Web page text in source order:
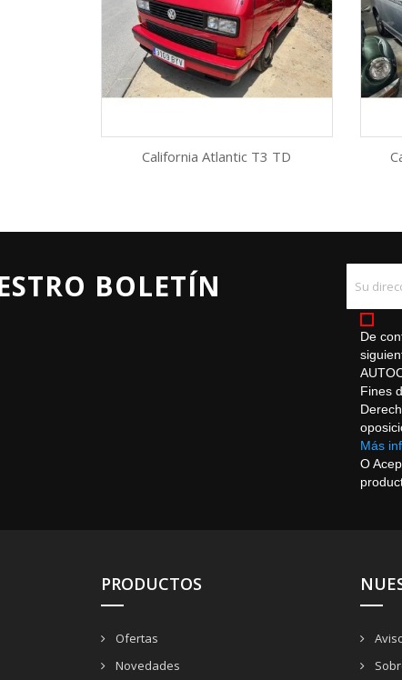
California Atlantic T3 TD
BOLETÍN
De
Fines
Más
O
PRODUCTOS
Ofertas
Novedades